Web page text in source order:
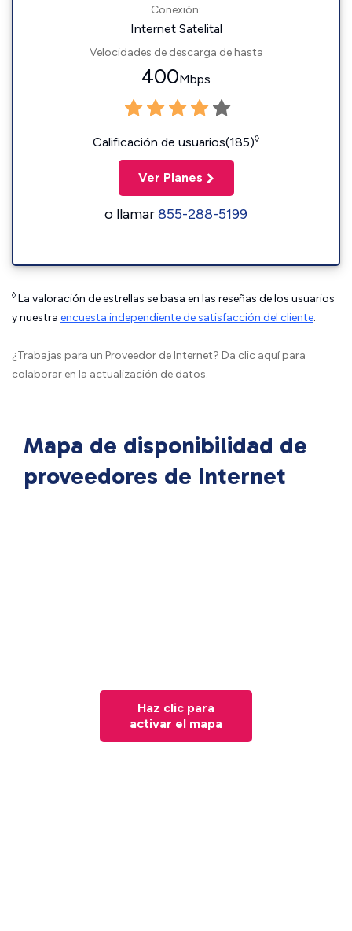
Conexión:
Internet Satelital
Velocidades de descarga de hasta
400Mbps
Calificación de usuarios(185)◊
Ver Planes
o llamar855-288-5199
◊ La valoración de estrellas se basa en las reseñas de los usuarios
y nuestra encuesta independiente de satisfacción del cliente.
¿Trabajas para un Proveedor de Internet? Da clic aquípara
colaborar en la actualización de datos.
Mapa de disponibilidad de
proveedores de Internet
Haz clic para
activar el mapa